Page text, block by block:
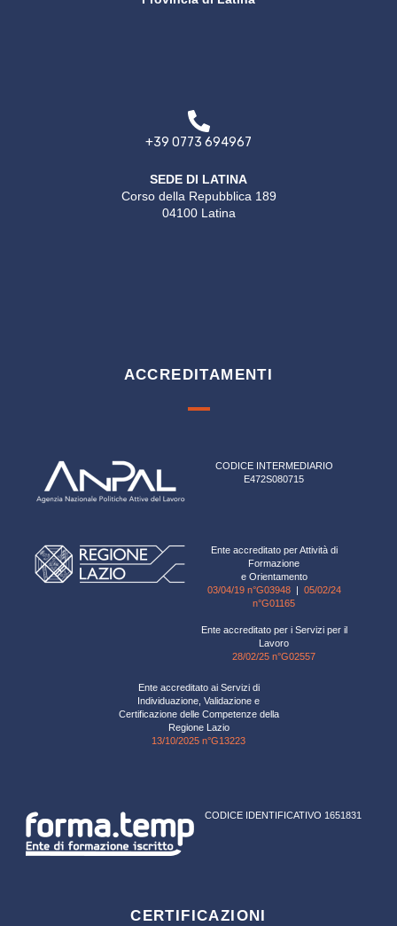
+39 0773 694967
SEDE DI LATINA
Corso della Repubblica 189
04100 Latina
ACCREDITAMENTI
CODICE INTERMEDIARIO
E472S080715
Ente accreditato per Attività di
Formazione
e Orientamento
03/04/19 n°G03948| 05/02/24
n°G01165
Ente accreditato per i Servizi per il
Lavoro
28/02/25 n°G02557
Ente accreditato ai Servizi di
Individuazione, Validazione e
Certificazione delle Competenze della
Regione Lazio
13/10/2025 n°G13223
CODICE IDENTIFICATIVO 1651831
CERTIFICAZIONI